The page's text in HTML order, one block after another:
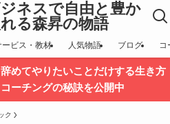
ネスで自由と豊か
る森昇の物語
ービス・教材 人気物語 ブログ コ
めてやりたいことだけする生き方
ーチングの秘訣を公開中
ク